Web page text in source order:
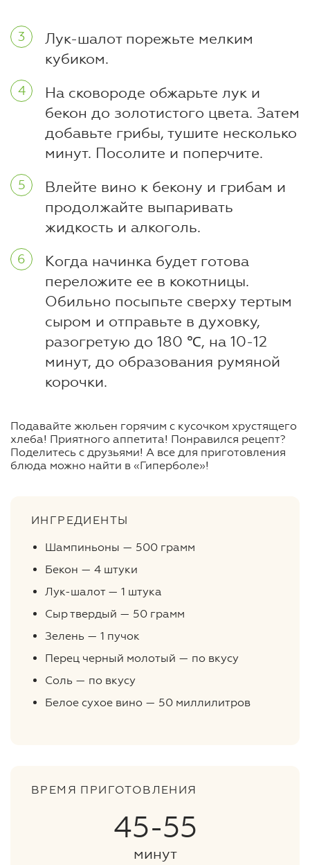
Лук-шалот порежьте мелким
кубиком.
На сковороде обжарьте лук и
бекон до золотистого цвета. Затем
добавьте грибы, тушите несколько
минут. Посолите и поперчите.
Влейте вино к бекону и грибам и
продолжайте выпаривать
жидкость и алкоголь.
Когда начинка будет готова
переложите ее в кокотницы.
Обильно посыпьте сверху тертым
сыром и отправьте в духовку,
разогретую до 180 ℃, на 10-12
минут, до образования румяной
корочки.
Подавайте жюльен горячим с кусочком хрустящего
хлеба! Приятного аппетита! Понравился рецепт?
Поделитесь с друзьями! А все для приготовления
блюда можно найти в «Гиперболе»!
ВРЕМЯ ПРИГОТОВЛЕНИЯ
45-55
минут
ИНГРЕДИЕНТЫ
Шампиньоны — 500 грамм
Бекон — 4 штуки
Лук-шалот — 1 штука
Сыр твердый — 50 грамм
Зелень — 1 пучок
Перец черный молотый — по вкусу
Соль — по вкусу
Белое сухое вино — 50 миллилитров